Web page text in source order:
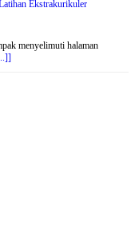
Ekstrakurikuler
menyelimuti halaman